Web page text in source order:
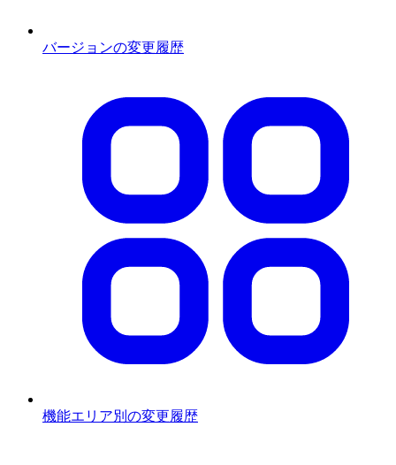
バージョンの変更履歴
機能エリア別の変更履歴